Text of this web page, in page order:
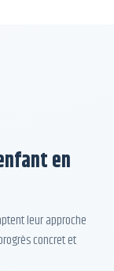
en
leur approche
concret et